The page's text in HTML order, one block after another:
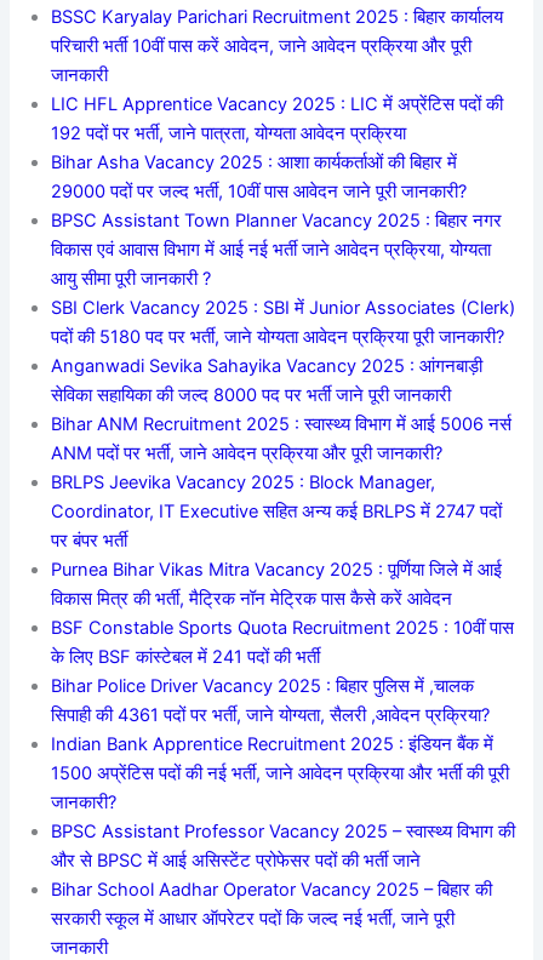
BSSC Karyalay Parichari Recruitment 2025 : बिहार कार्यालय
परिचारी भर्ती 10वीं पास करें आवेदन, जाने आवेदन प्रक्रिया और पूरी
जानकारी
LIC HFL Apprentice Vacancy 2025 : LIC में अप्रेंटिस पदों की
192 पदों पर भर्ती, जाने पात्रता, योग्यता आवेदन प्रक्रिया
Bihar Asha Vacancy 2025 : आशा कार्यकर्ताओं की बिहार में
29000 पदों पर जल्द भर्ती, 10वीं पास आवेदन जाने पूरी जानकारी?
BPSC Assistant Town Planner Vacancy 2025 : बिहार नगर
विकास एवं आवास विभाग में आई नई भर्ती जाने आवेदन प्रक्रिया, योग्यता
आयु सीमा पूरी जानकारी ?
SBI Clerk Vacancy 2025 : SBI में Junior Associates (Clerk)
पदों की 5180 पद पर भर्ती, जाने योग्यता आवेदन प्रक्रिया पूरी जानकारी?
Anganwadi Sevika Sahayika Vacancy 2025 : आंगनबाड़ी
सेविका सहायिका की जल्द 8000 पद पर भर्ती जाने पूरी जानकारी
Bihar ANM Recruitment 2025 : स्वास्थ्य विभाग में आई 5006 नर्स
ANM पदों पर भर्ती, जाने आवेदन प्रक्रिया और पूरी जानकारी?
BRLPS Jeevika Vacancy 2025 : Block Manager,
Coordinator, IT Executive सहित अन्य कई BRLPS में 2747 पदों
पर बंपर भर्ती
Purnea Bihar Vikas Mitra Vacancy 2025 : पूर्णिया जिले में आई
विकास मित्र की भर्ती, मैट्रिक नॉन मेट्रिक पास कैसे करें आवेदन
BSF Constable Sports Quota Recruitment 2025 : 10वीं पास
के लिए BSF कांस्टेबल में 241 पदों की भर्ती
Bihar Police Driver Vacancy 2025 : बिहार पुलिस में ,चालक
सिपाही की 4361 पदों पर भर्ती, जाने योग्यता, सैलरी ,आवेदन प्रक्रिया?
Indian Bank Apprentice Recruitment 2025 : इंडियन बैंक में
1500 अप्रेंटिस पदों की नई भर्ती, जाने आवेदन प्रक्रिया और भर्ती की पूरी
जानकारी?
BPSC Assistant Professor Vacancy 2025 – स्वास्थ्य विभाग की
और से BPSC में आई असिस्टेंट प्रोफेसर पदों की भर्ती जाने
Bihar School Aadhar Operator Vacancy 2025 – बिहार की
सरकारी स्कूल में आधार ऑपरेटर पदों कि जल्द नई भर्ती, जाने पूरी
जानकारी